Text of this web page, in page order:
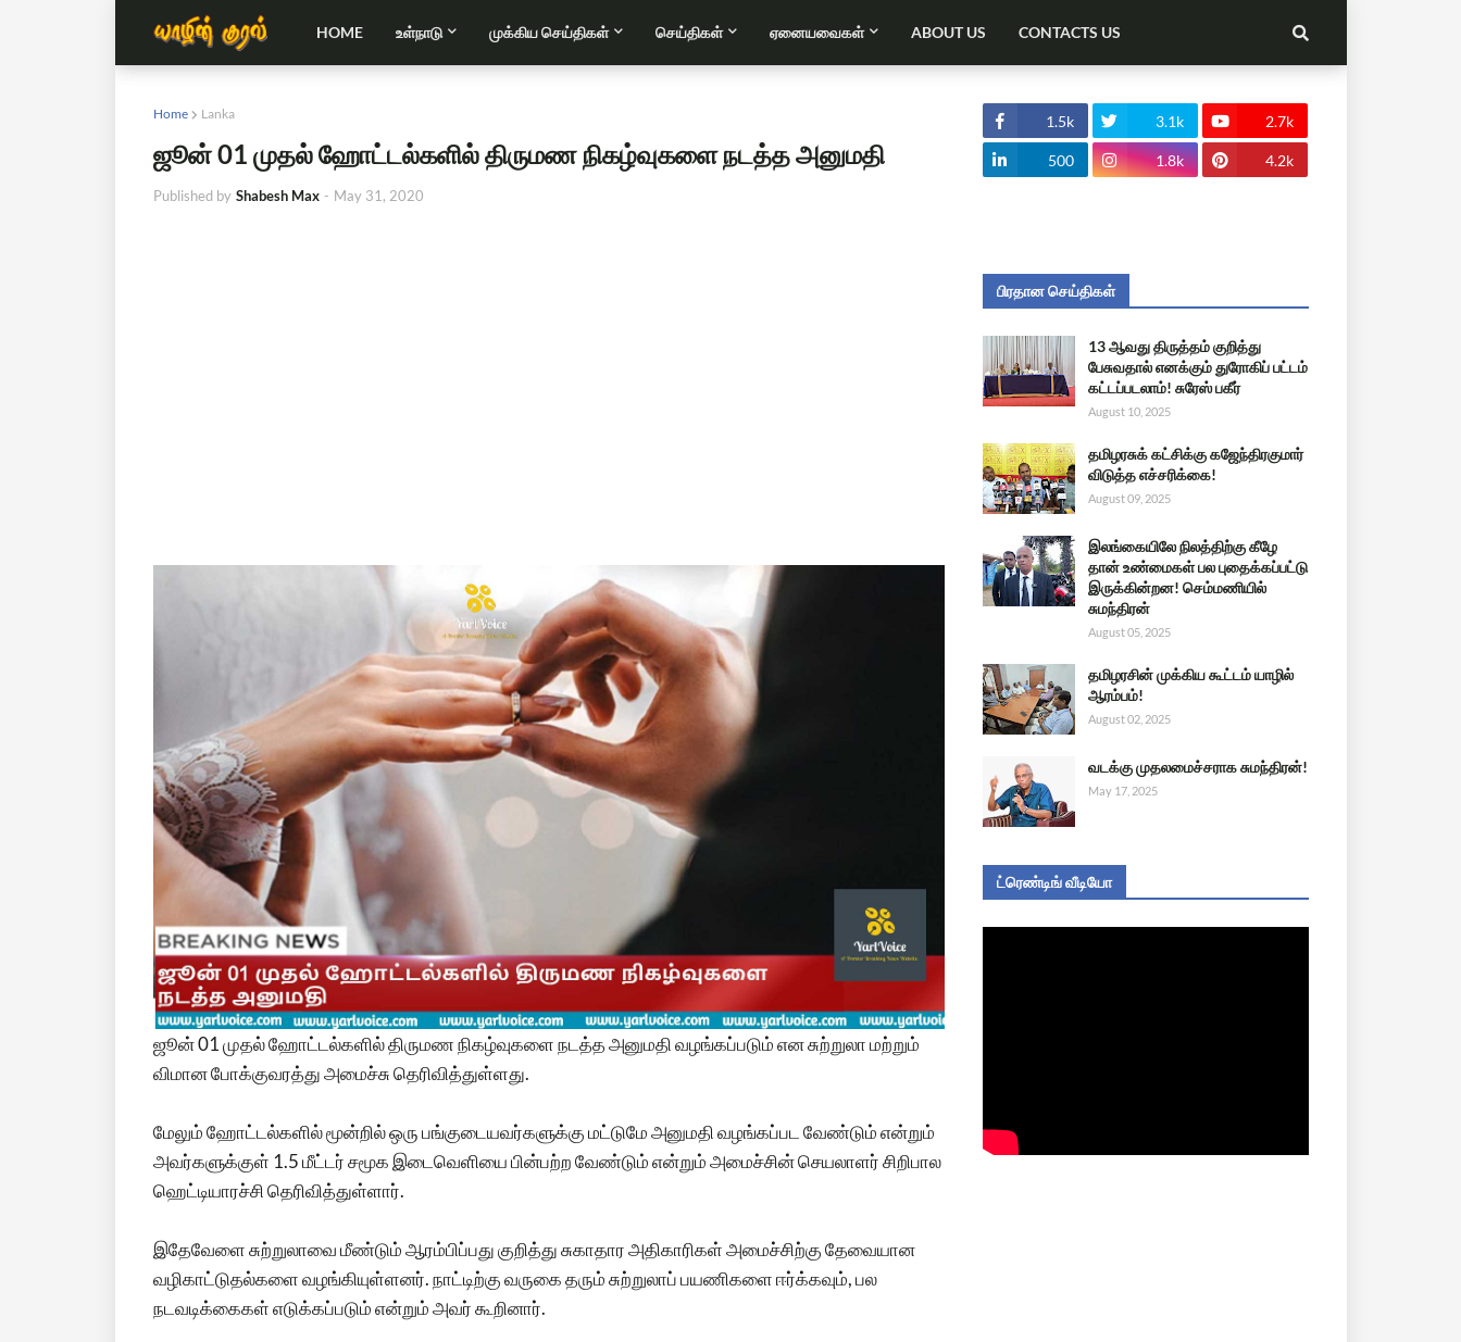
HOME உள்நாடு முக்கிய செய்திகள் செய்திகள் ஏனையவைகள் ABOUT US CONTACTS US
Home Lanka
ஜூன் 01 முதல் ஹோட்டல்களில் திருமண நிகழ்வுகளை நடத்த அனுமதி
Published by Shabesh Max - May 31, 2020
ஜூன் 01 முதல் ஹோட்டல்களில் திருமண நிகழ்வுகளை நடத்த அனுமதி வழங்கப்படும் என சுற்றுலா மற்றும்
விமான போக்குவரத்து அமைச்சு தெரிவித்துள்ளது.
மேலும் ஹோட்டல்களில் மூன்றில் ஒரு பங்குடையவர்களுக்கு மட்டுமே அனுமதி வழங்கப்பட வேண்டும் என்றும்
அவர்களுக்குள் 1.5 மீட்டர் சமூக இடைவெளியை பின்பற்ற வேண்டும் என்றும் அமைச்சின் செயலாளர் சிறிபால
ஹெட்டியாரச்சி தெரிவித்துள்ளார்.
இதேவேளை சுற்றுலாவை மீண்டும் ஆரம்பிப்பது குறித்து சுகாதார அதிகாரிகள் அமைச்சிற்கு தேவையான
வழிகாட்டுதல்களை வழங்கியுள்ளனர். நாட்டிற்கு வருகை தரும் சுற்றுலாப் பயணிகளை ஈர்க்கவும், பல
நடவடிக்கைகள் எடுக்கப்படும் என்றும் அவர் கூறினார்.
1.5k 3.1k 2.7k
500 1.8k 4.2k
பிரதான செய்திகள்
13 ஆவது திருத்தம் குறித்து
பேசுவதால் எனக்கும் துரோகிப் பட்டம்
கட்டப்படலாம்! சுரேஸ் பகீர்
August 10, 2025
தமிழரசுக் கட்சிக்கு கஜேந்திரகுமார்
விடுத்த எச்சரிக்கை!
August 09, 2025
இலங்கையிலே நிலத்திற்கு கீழே
தான் உண்மைகள் பல புதைக்கப்பட்டு
இருக்கின்றன! செம்மணியில்
சுமந்திரன்
August 05, 2025
தமிழரசின் முக்கிய கூட்டம் யாழில்
ஆரம்பம்!
August 02, 2025
வடக்கு முதலமைச்சராக சுமந்திரன்!
May 17, 2025
ட்ரெண்டிங் வீடியோ